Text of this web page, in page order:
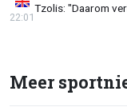
Tzolis: "Daarom
22:01
Meer